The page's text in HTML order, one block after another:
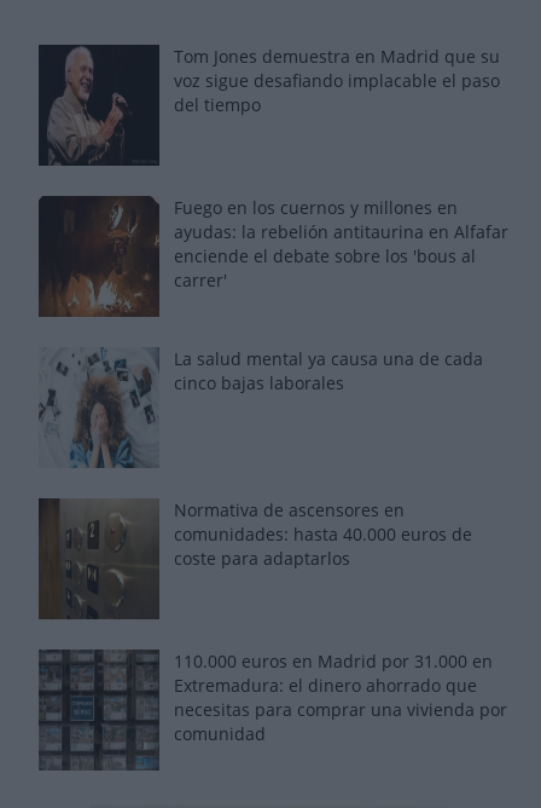
Tom Jones demuestra en Madrid que su
voz sigue desafiando implacable el paso
del tiempo
Fuego en los cuernos y millones en
ayudas: la rebelión antitaurina en Alfafar
enciende el debate sobre los 'bous al
carrer'
La salud mental ya causa una de cada
cinco bajas laborales
Normativa de ascensores en
comunidades: hasta 40.000 euros de
coste para adaptarlos
110.000 euros en Madrid por 31.000 en
Extremadura: el dinero ahorrado que
necesitas para comprar una vivienda por
comunidad